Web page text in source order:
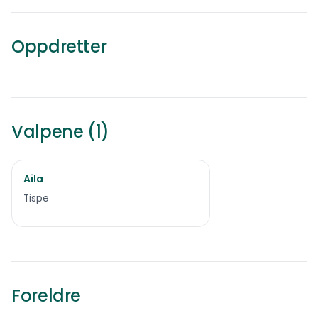
Oppdretter
Ørnes
Valpene (1)
Solgt
Aila
Tispe
Foreldre